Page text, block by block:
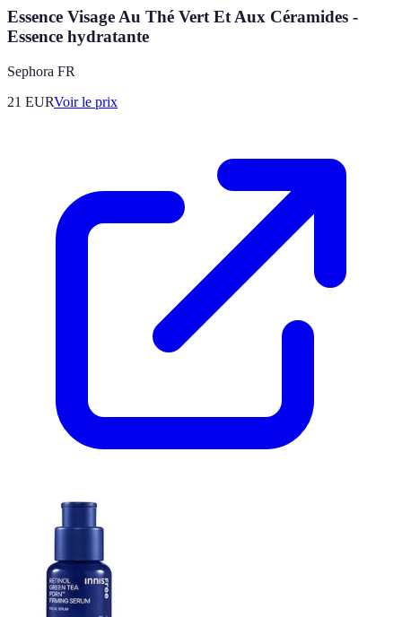
Essence Visage Au Thé Vert Et Aux Céramides -
Essence hydratante
Sephora FR
21 EURVoir le prix